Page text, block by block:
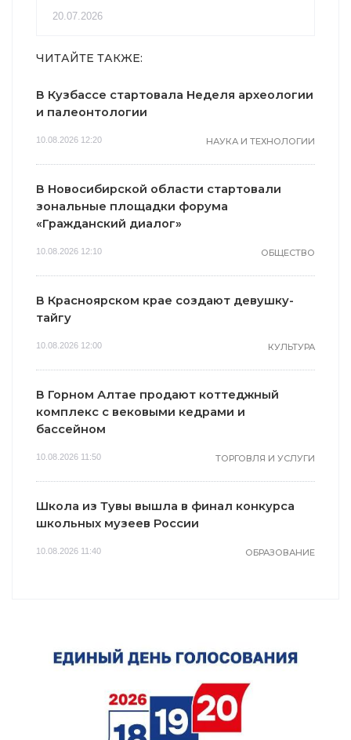
20.07.2026
ЧИТАЙТЕ ТАКЖЕ:
В Кузбассе стартовала Неделя археологии
и палеонтологии
10.08.2026 12:20 НАУКА И ТЕХНОЛОГИИ
В Новосибирской области стартовали
зональные площадки форума
«Гражданский диалог»
10.08.2026 12:10 ОБЩЕСТВО
В Красноярском крае создают девушку-
тайгу
10.08.2026 12:00 КУЛЬТУРА
В Горном Алтае продают коттеджный
комплекс с вековыми кедрами и
бассейном
10.08.2026 11:50 ТОРГОВЛЯ И УСЛУГИ
Школа из Тувы вышла в финал конкурса
школьных музеев России
10.08.2026 11:40 ОБРАЗОВАНИЕ